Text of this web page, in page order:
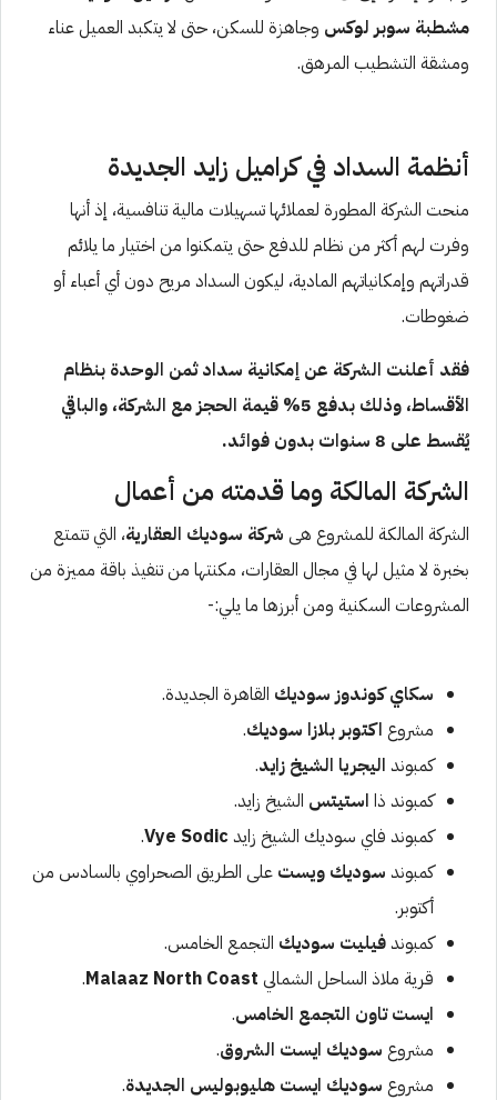
مشطبة سوبر لوكس وجاهزة للسكن، حتى لا يتكبد العميل عناء
ومشقة التشطيب المرهق.
أنظمة السداد في كراميل زايد الجديدة
منحت الشركة المطورة لعملائها تسهيلات مالية تنافسية، إذ أنها
وفرت لهم أكثر من نظام للدفع حتى يتمكنوا من اختيار ما يلائم
قدراتهم وإمكانياتهم المادية، ليكون السداد مريح دون أي أعباء أو
ضغوطات.
فقد أعلنت الشركة عن إمكانية سداد ثمن الوحدة بنظام
الأقساط، وذلك بدفع 5% قيمة الحجز مع الشركة، والباقي
يُقسط على 8 سنوات بدون فوائد.
الشركة المالكة وما قدمته من أعمال
الشركة المالكة للمشروع هى شركة سوديك العقارية، التي تتمتع
بخبرة لا مثيل لها في مجال العقارات، مكنتها من تنفيذ باقة مميزة من
المشروعات السكنية ومن أبرزها ما يلي:-
سكاي كوندوز سوديك القاهرة الجديدة.
مشروع اكتوبر بلازا سوديك.
كمبوند اليجريا الشيخ زايد.
كمبوند ذا استيتس الشيخ زايد.
كمبوند فاي سوديك الشيخ زايدVye Sodic
.
كمبوند سوديك ويست على الطريق الصحراوي بالسادس من
أكتوبر.
كمبوندفيليت سوديك التجمع الخامس.
قرية ملاذ الساحل الشمالي Malaaz North Coast
.
ايستتاون التجمع الخامس.
مشروع سوديك ايست الشروق.
مشروع سوديك ايست هليوبوليس الجديدة.